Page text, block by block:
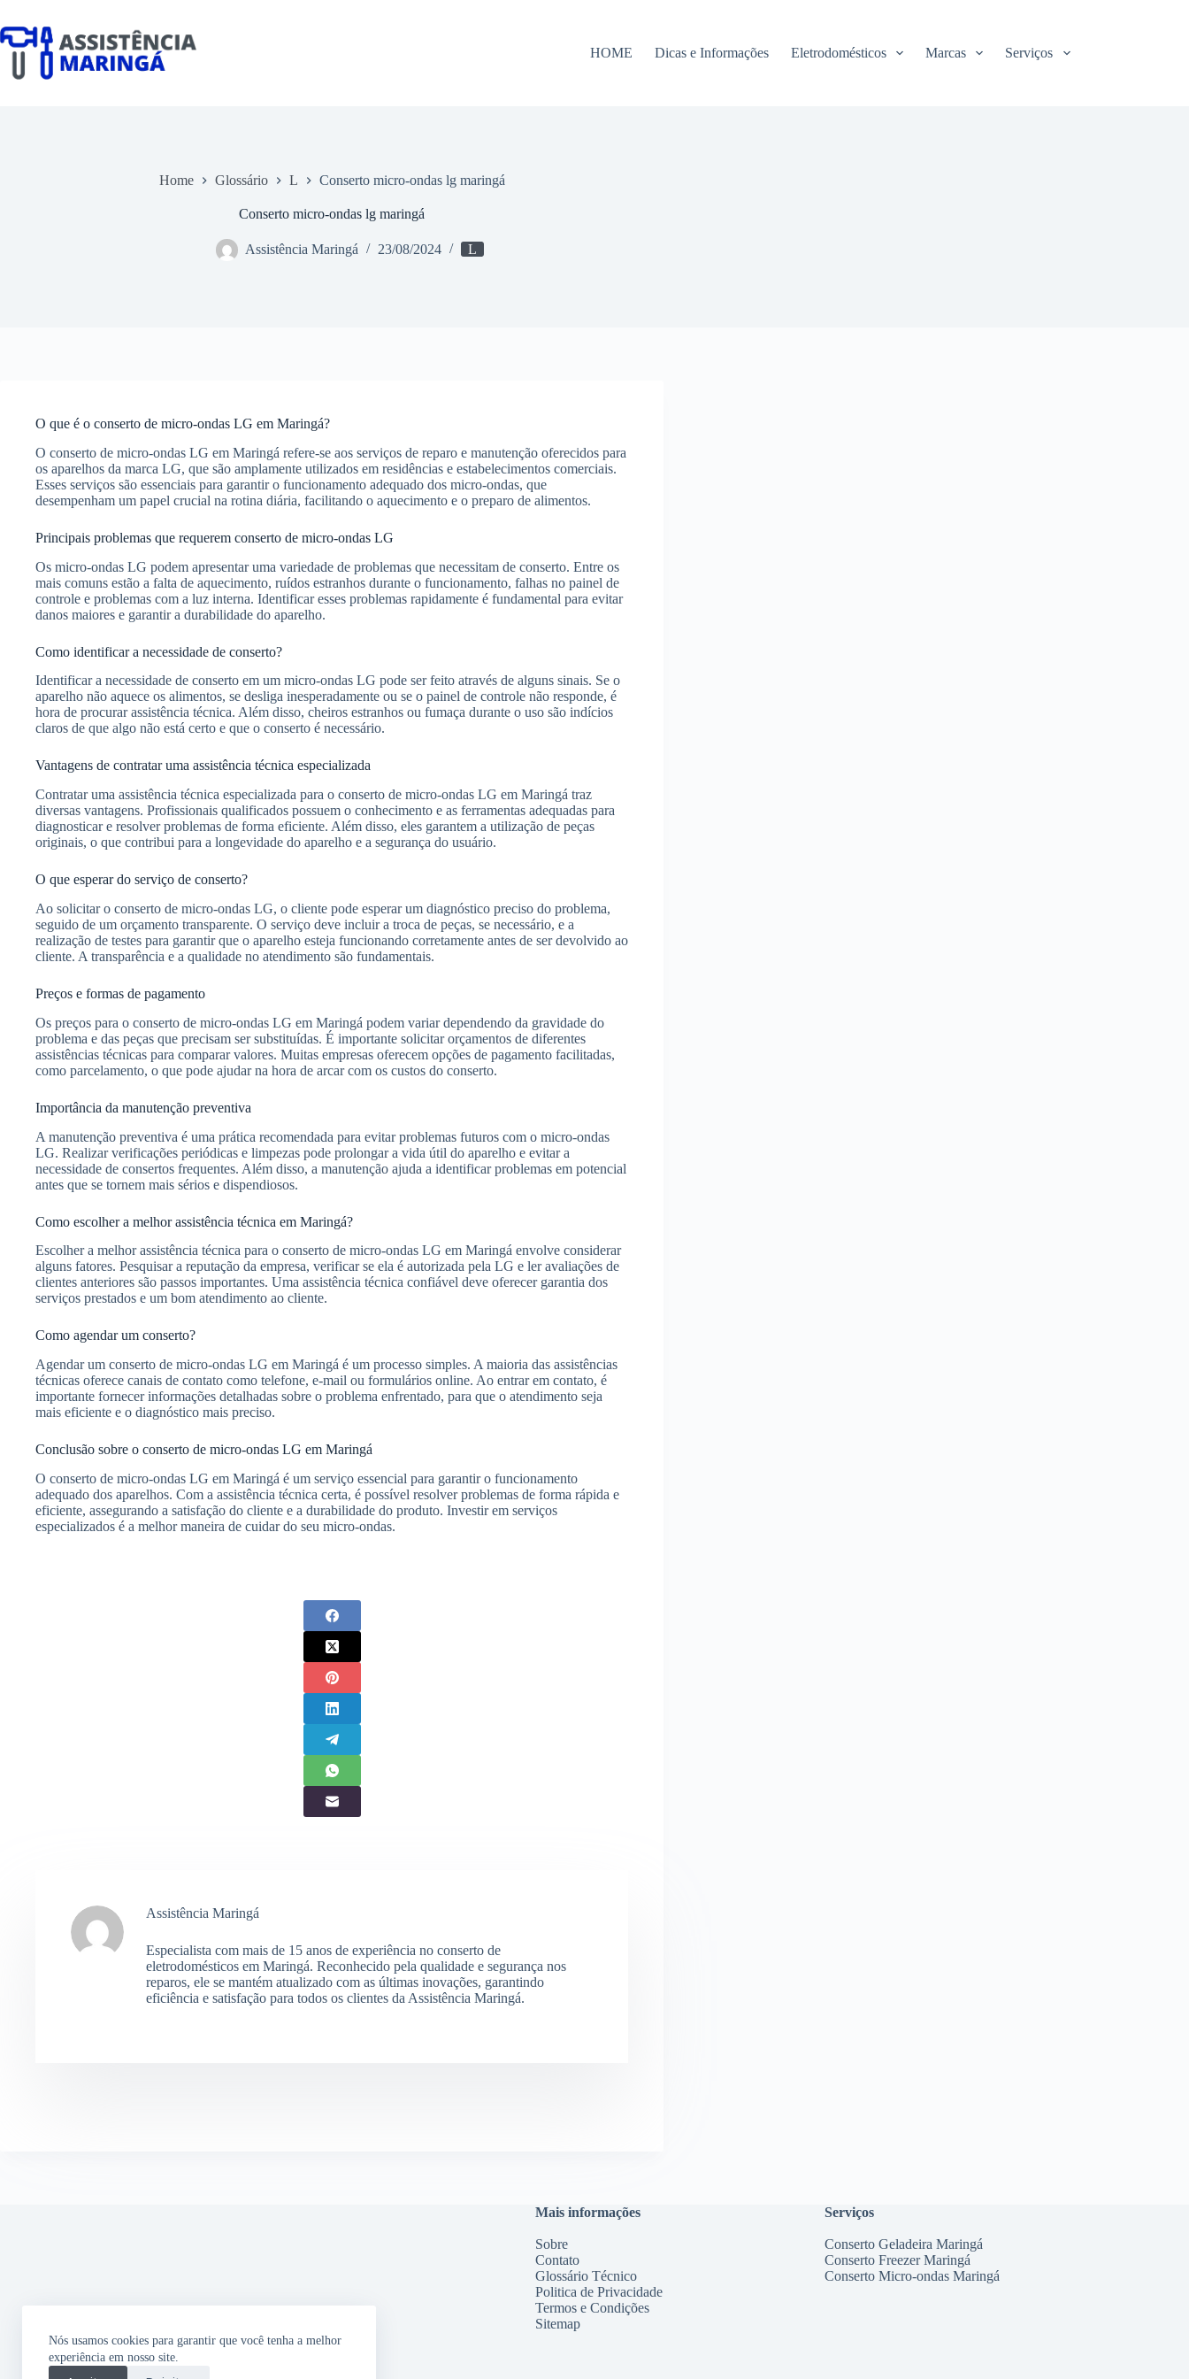
o
conteúdo
Nós usamos cookies para garantir que você tenha a melhor
experiência em nosso site.
HOME Dicas e Informações Eletrodomésticos Marcas Serviços
Home Glossário L Conserto micro-ondas lg maringá
Conserto micro-ondas lg maringá
Assistência Maringá 23/08/2024 L
O que é o conserto de micro-ondas LG em Maringá?
O conserto de micro-ondas LG em Maringá refere-se aos serviços de reparo e manutenção oferecidos para
os aparelhos da marca LG, que são amplamente utilizados em residências e estabelecimentos comerciais.
Esses serviços são essenciais para garantir o funcionamento adequado dos micro-ondas, que
desempenham um papel crucial na rotina diária, facilitando o aquecimento e o preparo de alimentos.
Principais problemas que requerem conserto de micro-ondas LG
Os micro-ondas LG podem apresentar uma variedade de problemas que necessitam de conserto. Entre os
mais comuns estão a falta de aquecimento, ruídos estranhos durante o funcionamento, falhas no painel de
controle e problemas com a luz interna. Identificar esses problemas rapidamente é fundamental para evitar
danos maiores e garantir a durabilidade do aparelho.
Como identificar a necessidade de conserto?
Identificar a necessidade de conserto em um micro-ondas LG pode ser feito através de alguns sinais. Se o
aparelho não aquece os alimentos, se desliga inesperadamente ou se o painel de controle não responde, é
hora de procurar assistência técnica. Além disso, cheiros estranhos ou fumaça durante o uso são indícios
claros de que algo não está certo e que o conserto é necessário.
Vantagens de contratar uma assistência técnica especializada
Contratar uma assistência técnica especializada para o conserto de micro-ondas LG em Maringá traz
diversas vantagens. Profissionais qualificados possuem o conhecimento e as ferramentas adequadas para
diagnosticar e resolver problemas de forma eficiente. Além disso, eles garantem a utilização de peças
originais, o que contribui para a longevidade do aparelho e a segurança do usuário.
O que esperar do serviço de conserto?
Ao solicitar o conserto de micro-ondas LG, o cliente pode esperar um diagnóstico preciso do problema,
seguido de um orçamento transparente. O serviço deve incluir a troca de peças, se necessário, e a
realização de testes para garantir que o aparelho esteja funcionando corretamente antes de ser devolvido ao
cliente. A transparência e a qualidade no atendimento são fundamentais.
Preços e formas de pagamento
Os preços para o conserto de micro-ondas LG em Maringá podem variar dependendo da gravidade do
problema e das peças que precisam ser substituídas. É importante solicitar orçamentos de diferentes
assistências técnicas para comparar valores. Muitas empresas oferecem opções de pagamento facilitadas,
como parcelamento, o que pode ajudar na hora de arcar com os custos do conserto.
Importância da manutenção preventiva
A manutenção preventiva é uma prática recomendada para evitar problemas futuros com o micro-ondas
LG. Realizar verificações periódicas e limpezas pode prolongar a vida útil do aparelho e evitar a
necessidade de consertos frequentes. Além disso, a manutenção ajuda a identificar problemas em potencial
antes que se tornem mais sérios e dispendiosos.
Como escolher a melhor assistência técnica em Maringá?
Escolher a melhor assistência técnica para o conserto de micro-ondas LG em Maringá envolve considerar
alguns fatores. Pesquisar a reputação da empresa, verificar se ela é autorizada pela LG e ler avaliações de
clientes anteriores são passos importantes. Uma assistência técnica confiável deve oferecer garantia dos
serviços prestados e um bom atendimento ao cliente.
Como agendar um conserto?
Agendar um conserto de micro-ondas LG em Maringá é um processo simples. A maioria das assistências
técnicas oferece canais de contato como telefone, e-mail ou formulários online. Ao entrar em contato, é
importante fornecer informações detalhadas sobre o problema enfrentado, para que o atendimento seja
mais eficiente e o diagnóstico mais preciso.
Conclusão sobre o conserto de micro-ondas LG em Maringá
O conserto de micro-ondas LG em Maringá é um serviço essencial para garantir o funcionamento
adequado dos aparelhos. Com a assistência técnica certa, é possível resolver problemas de forma rápida e
eficiente, assegurando a satisfação do cliente e a durabilidade do produto. Investir em serviços
especializados é a melhor maneira de cuidar do seu micro-ondas.
Assistência Maringá
Especialista com mais de 15 anos de experiência no conserto de
eletrodomésticos em Maringá. Reconhecido pela qualidade e segurança nos
reparos, ele se mantém atualizado com as últimas inovações, garantindo
eficiência e satisfação para todos os clientes da Assistência Maringá.
Mais informações
Sobre
Contato
Glossário Técnico
Politica de Privacidade
Termos e Condições
Sitemap
Serviços
Conserto Geladeira Maringá
Conserto Freezer Maringá
Conserto Micro-ondas Maringá